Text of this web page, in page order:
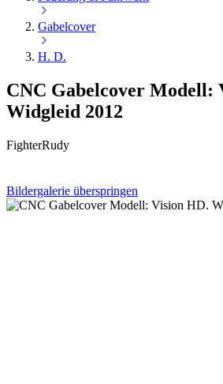
Gabelcover
H. D.
CNC Gabelcover Modell:
Widgleid 2012
FighterRudy
Bildergalerie überspringen